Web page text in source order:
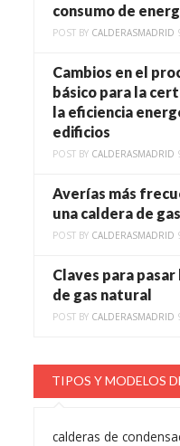
consumo de
POST BY CALDERASMADRID
Cambios en el
básico para la
la eficiencia
edificios
POST BY CALDERASMADRID
Averías más
una caldera de gas
POST BY CALDERASMADRID
Claves para
de gas natural
POST BY CALDERASMADRID
TIPOS Y MODELOS
calderas de